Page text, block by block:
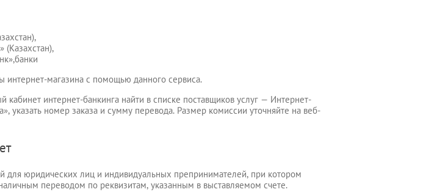
интернет-магазина с помощью данного сервиса.
кабинет интернет-банкинга найти в списке поставщиков услуг — Интернет-
указать номер заказа и сумму перевода. Размер комиссии уточняйте на веб-
для юридических лиц и индивидуальных препринимателей, при котором
переводом по реквизитам, указанным в выставляемом счете.